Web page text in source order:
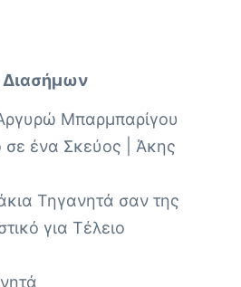
Διασήμων
Μπαρμπαρίγου
σε ένα Σκεύος | Άκης
Τηγανητά σαν της
για Τέλειο